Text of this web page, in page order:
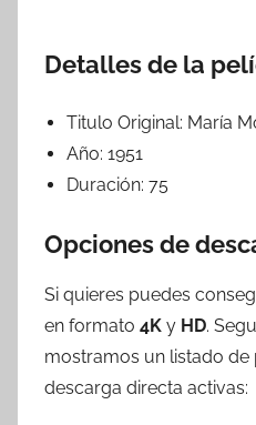
Detalles de la
Titulo Original: María
Año: 1951
Duración: 75
Opciones de
Si quieres puedes
en formato 4K y HD.
mostramos un listado de
descarga directa activas: